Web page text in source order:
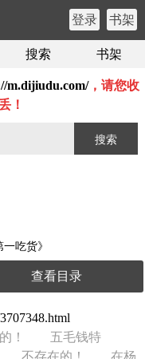
登录 书架
搜索 书架
m.dijiudu.com/，请您收
！
搜索
吃货》
查看目录
的！ 五毛钱特
不存在的！ 在杨